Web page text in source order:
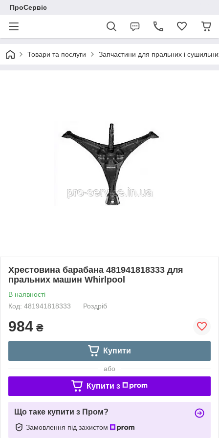
ПроСервіс
Товари та послуги Запчастини для пральних і
Хрестовина барабана 481941818333 для
пральних машин Whirlpool
В наявності
Код: 481941818333
Роздріб
984 ₴
Купити
або
Купити з
Що таке купити з Пром?
Замовлення під захистом